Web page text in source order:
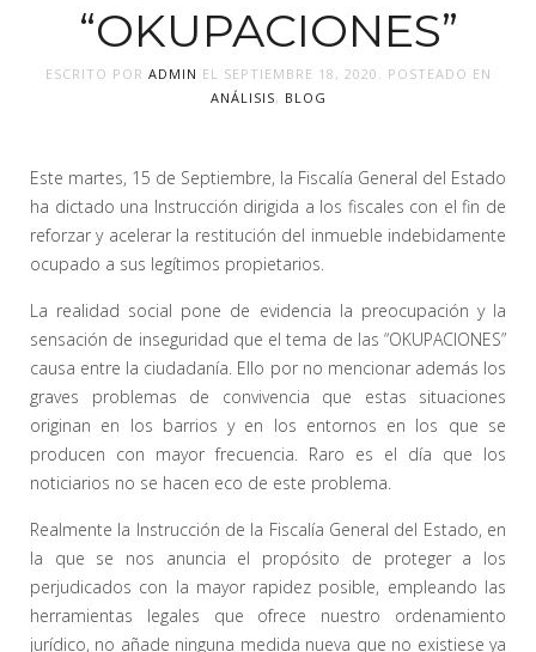
“OKUPACIONES”
ESCRITO POR ADMIN EL SEPTIEMBRE 18, 2020 . POSTEADO EN
ANÁLISIS, BLOG
Este martes, 15 de Septiembre, la Fiscalía General del Estado
ha dictado una Instrucción dirigida a los fiscales con el fin de
reforzar y acelerar la restitución del inmueble indebidamente
ocupado a sus legítimos propietarios.
La realidad social pone de evidencia la preocupación y la
sensación de inseguridad que el tema de las “OKUPACIONES”
causa entre la ciudadanía. Ello por no mencionar además los
graves problemas de convivencia que estas situaciones
originan en los barrios y en los entornos en los que se
producen con mayor frecuencia. Raro es el día que los
noticiarios no se hacen eco de este problema.
Realmente la Instrucción de la Fiscalía General del Estado, en
la que se nos anuncia el propósito de proteger a los
perjudicados con la mayor rapidez posible, empleando las
herramientas legales que ofrece nuestro ordenamiento
jurídico, no añade ninguna medida nueva que no existiese ya